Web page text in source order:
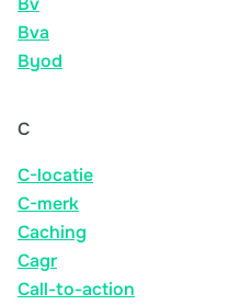
Bva
Byod
C
C-locatie
C-merk
Caching
Cagr
Call-to-action